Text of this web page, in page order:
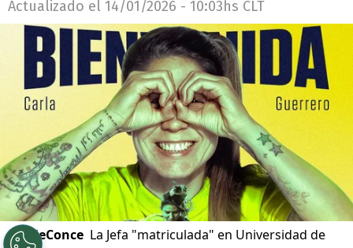
Actualizado el 14/01/2026 - 10:03hs CLT
©UdeConce La Jefa "matriculada" en Universidad de